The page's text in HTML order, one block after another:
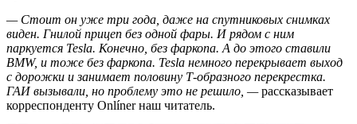
— Стоит он уже три года, даже на спутниковых снимках
виден. Гнилой прицеп без одной фары. И рядом с ним
паркуется Tesla. Конечно, без фаркопа. А до этого ставили
BMW, и тоже без фаркопа. Tesla немного перекрывает выход
с дорожки и занимает половину Т-образного перекрестка.
ГАИ вызывали, но проблему это не решило, —рассказывает
корреспонденту Onlíner наш читатель.